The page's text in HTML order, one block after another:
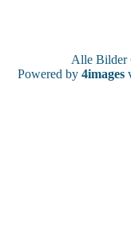
Alle
Powered by 4images